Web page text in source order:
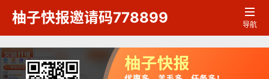
柚子快报邀请码778899 
导航